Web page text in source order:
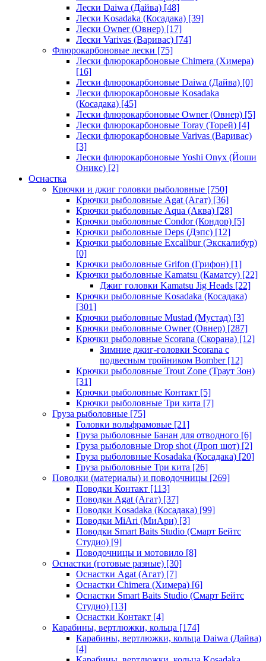
Лески Daiwa (Дайва) [48]
Лески Kosadaka (Косадака) [39]
Лески Owner (Овнер) [17]
Лески Varivas (Варивас) [74]
Флюрокарбоновые лески [75]
Лески флюрокарбоновые Chimera (Химера)
[16]
Лески флюрокарбоновые Daiwa (Дайва) [0]
Лески флюрокарбоновые Kosadaka
(Косадака) [45]
Лески флюрокарбоновые Owner (Овнер) [5]
Лески флюрокарбоновые Toray (Торей) [4]
Лески флюрокарбоновые Varivas (Варивас)
[3]
Лески флюрокарбоновые Yoshi Onyx (Йоши
Оникс) [2]
Оснастка
Крючки и джиг головки рыболовные [750]
Крючки рыболовные Agat (Агат) [36]
Крючки рыболовные Aqua (Аква) [28]
Крючки рыболовные Condor (Кондор) [5]
Крючки рыболовные Deps (Дэпс) [12]
Крючки рыболовные Excalibur (Экскалибур)
[0]
Крючки рыболовные Grifon (Грифон) [1]
Крючки рыболовные Kamatsu (Каматсу) [22]
Джиг головки Kamatsu Jig Heads [22]
Крючки рыболовные Kosadaka (Косадака)
[301]
Крючки рыболовные Mustad (Мустад) [3]
Крючки рыболовные Owner (Овнер) [287]
Крючки рыболовные Scorana (Скорана) [12]
Зимние джиг-головки Scorana с
подвесным тройником Bomber[12]
Крючки рыболовные Trout Zone (Траут Зон)
[31]
Крючки рыболовные Контакт [5]
Крючки рыболовные Три кита [7]
Груза рыболовные [75]
Головки вольфрамовые [21]
Груза рыболовные Банан для отводного [6]
Груза рыболовные Drop shot (Дроп шот) [2]
Груза рыболовные Kosadaka (Косадака) [20]
Груза рыболовные Три кита [26]
Поводки (материалы) и поводочницы [269]
Поводки Контакт [113]
Поводки Agat (Агат) [37]
Поводки Kosadaka (Косадака) [99]
Поводки MiAri (МиАри) [3]
Поводки Smart Baits Studio (Смарт Бейтс
Студио) [9]
Поводочницы и мотовило [8]
Оснастки (готовые разные) [30]
Оснастки Agat (Агат) [7]
Оснастки Chimera (Химера) [6]
Оснастки Smart Baits Studio (Смарт Бейтс
Студио) [13]
Оснастки Контакт [4]
Карабины, вертлюжки, кольца [174]
Карабины, вертлюжки, кольца Daiwa (Дайва)
[4]